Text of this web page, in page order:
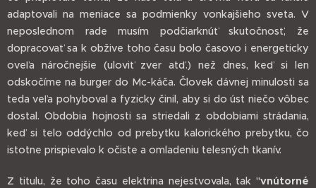
adaptovali na meniace sa podmienky vonkajšieho sveta. V
neposlednom rade musím podčiarknúť skutočnosť, že
dopracovať sa k obžive toho času bolo časovo i energeticky
oveľa náročnejšie (uloviť zver atď.) než dnes, keď si len
odskočíme na burger do Mc-káča. Človek dávnej minulosti sa
teda veľa pohyboval a fyzicky činil, aby si do úst niečo vôbec
dostal. Obdobia hojnosti sa striedali z obdobiami strádania,
keď si telo oddýchlo od prebytku kalorického prebytku, čo
istotne prispievalo k očiste a omladeniu telesných tkanív.
Z titulu, že toho času elektrina nejestvovala, tak "vnútorné